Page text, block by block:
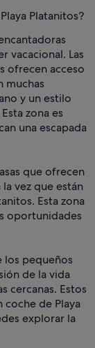
Platanitos?
vacacional. Las
ofrecen acceso
muchas
y un estilo
zona es
una escapada
que ofrecen
vez que están
Esta zona
oportunidades
los pequeños
de la vida
cercanas. Estos
coche de Playa
explorar la